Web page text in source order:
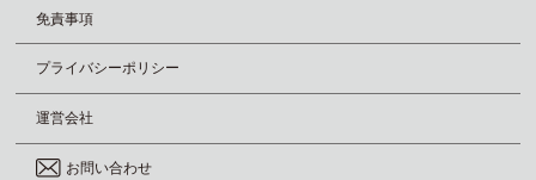
免責事項
プライバシーポリシー
運営会社
お問い合わせ